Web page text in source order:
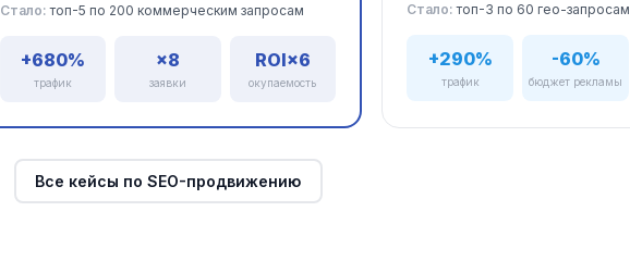
Стало: топ-5 по 200 коммерческим запросам
+680%
трафик
×8
заявки
ROI×6
окупаемость
Стало: топ-3 по 60 гео-запросам
+290%
трафик
-60%
бюджет рекламы
Все кейсы по SEO-продвижению